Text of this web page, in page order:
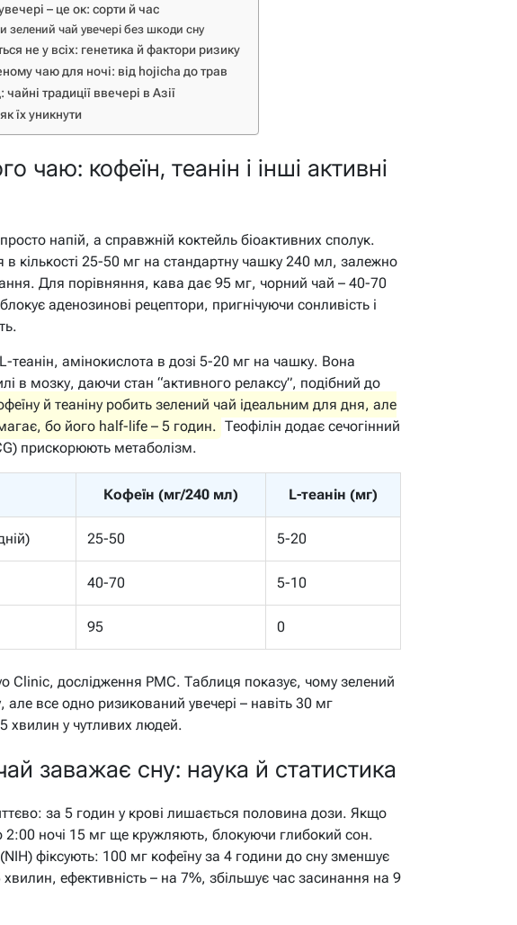
– це ок: сорти й час
зелений чай увечері без шкоди сну
не у всіх: генетика й фактори ризику
чаю для ночі: від hojicha до трав
традиції ввечері в Азії
їх уникнути
чаю: кофеїн, теанін і інші активні
напій, а справжній коктейль біоактивних сполук.
в кількості 25-50 мг на стандартну чашку 240 мл, залежно
Для порівняння, кава дає 95 мг, чорний чай – 40-70
аденозинові рецептори, пригнічуючи сонливість і
теанін, амінокислота в дозі 5-20 мг на чашку. Вона
в мозку, даючи стан “активного релаксу”, подібний до
й теаніну робить зелений чай ідеальним для дня, але
бо його half-life – 5 годин. Теофілін додає сечогінний
прискорюють метаболізм.
Кофеїн (мг/240 мл) L-теанін (мг)
25-50 5-20
40-70 5-10
95 0
Clinic, дослідження PMC. Таблиця показує, чому зелений
але все одно ризикований увечері – навіть 30 мг
хвилин у чутливих людей.
заважає сну: наука й статистика
за 5 годин у крові лишається половина дози. Якщо
2:00 ночі 15 мг ще кружляють, блокуючи глибокий сон.
фіксують: 100 мг кофеїну за 4 години до сну зменшує
ефективність – на 7%, збільшує час засинання на 9